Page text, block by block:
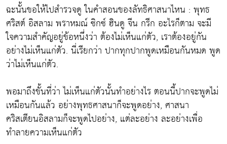
ฉะนั้นขอให้ไปสำรวจดู ในคำสอนของลัทธิศาสนาไหน : พุทธ
ศริสต์ อิสลาม พราหมณ์ ซิกซ์ ฮินดู จีน กรีก อะไรก็ตาม จะมี
ใจความสำคัญอยู่ข้อหนึ่งว่า ต้องไม่เห็นแก่ตัว, เราต้องอยู่กัน
อย่างไม่เห็นแก่ตัว. นี่เรียกว่า ปากทุกปากพูดเหมือนกันหมด พูด
ว่าไม่เห็นแก่ตัว.
พอมาถึงขั้นที่ว่า ไม่เห็นแก่ตัวนั้นทำอย่างไร ตอนนี้ปากจะพูดไม่
เหมือนกันแล้ว อย่างพุทธศาสนาก็จะพูดอย่าง, ศาสนา
คริสเตียนอิสลามก็จะพูดไปอย่าง, แต่ละอย่าง ละอย่างเพื่อ
ทำลายความเห็นแก่ตัว